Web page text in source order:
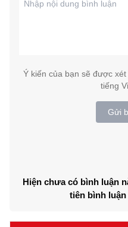
Ý kiến của bạn sẽ được
tiếng
Gửi
Hiện chưa có bình luận
tiên bình